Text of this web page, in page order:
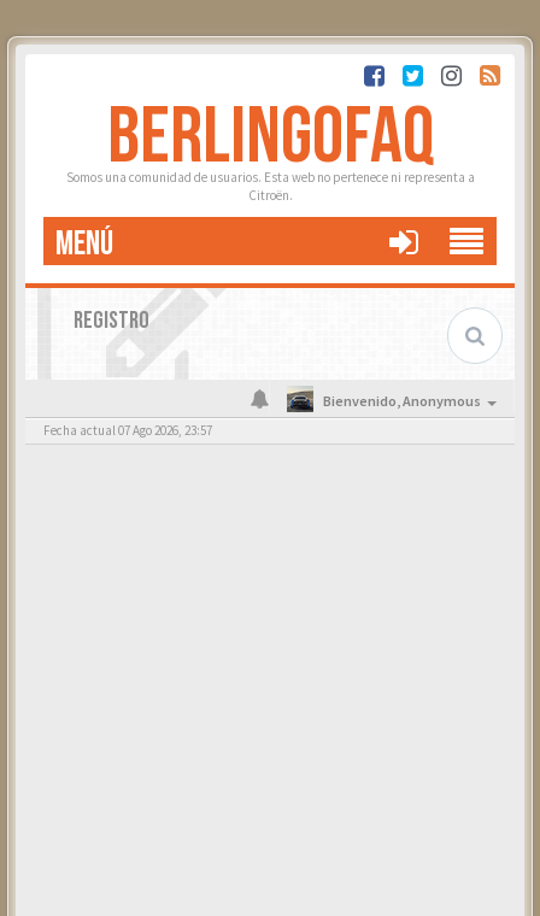
BERLINGOFAQ
Somos una comunidad de usuarios. Esta web no pertenece ni representa a
Citroën.
MENÚ
REGISTRO
Bienvenido,Anonymous
Fecha actual 07 Ago 2026, 23:57